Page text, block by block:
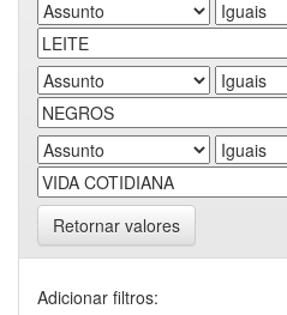
Retornar valores
Adicionar filtros: